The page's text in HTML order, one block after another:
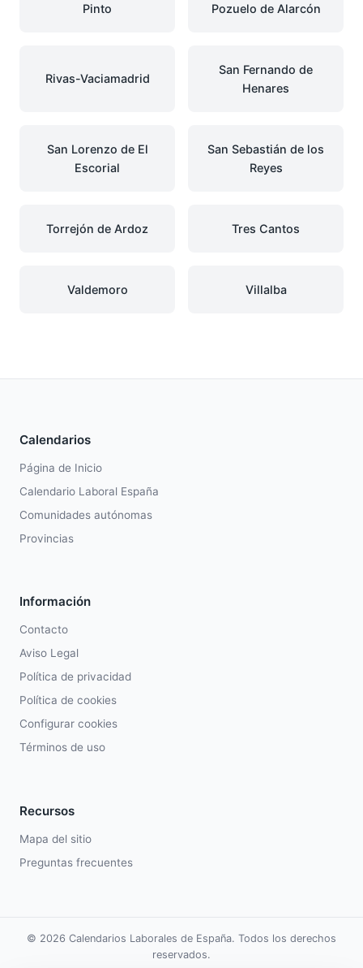
Pinto Pozuelo de Alarcón
Rivas-Vaciamadrid
San Fernando de
Henares
San Lorenzo de El
Escorial
San Sebastián de los
Reyes
Torrejón de Ardoz Tres Cantos
Valdemoro Villalba
Calendarios
Página de Inicio
Calendario Laboral España
Comunidades autónomas
Provincias
Información
Contacto
Aviso Legal
Política de privacidad
Política de cookies
Configurar cookies
Términos de uso
Recursos
Mapa del sitio
Preguntas frecuentes
© 2026 Calendarios Laborales de España. Todos los derechos
reservados.